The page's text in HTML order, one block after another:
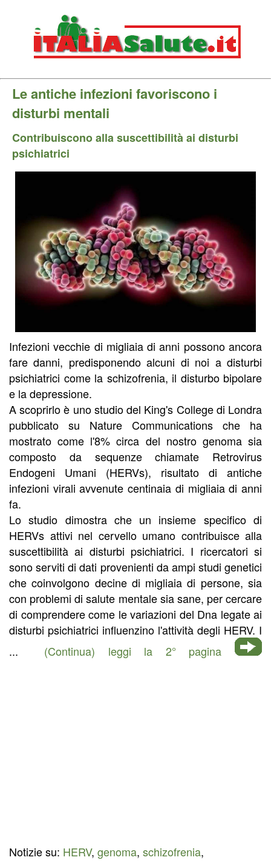
Le antiche infezioni favoriscono i
disturbi mentali
Contribuiscono alla suscettibilità ai disturbi
psichiatrici
Infezioni vecchie di migliaia di anni possono ancora
fare danni, predisponendo alcuni di noi a disturbi
psichiatrici come la schizofrenia, il disturbo bipolare
e la depressione.
A scoprirlo è uno studio del King's College di Londra
pubblicato su Nature Communications che ha
mostrato come l'8% circa del nostro genoma sia
composto da sequenze chiamate Retrovirus
Endogeni Umani (HERVs), risultato di antiche
infezioni virali avvenute centinaia di migliaia di anni
fa.
Lo studio dimostra che un insieme specifico di
HERVs attivi nel cervello umano contribuisce alla
suscettibilità ai disturbi psichiatrici. I ricercatori si
sono serviti di dati provenienti da ampi studi genetici
che coinvolgono decine di migliaia di persone, sia
con problemi di salute mentale sia sane, per cercare
di comprendere come le variazioni del Dna legate ai
disturbi psichiatrici influenzino l'attività degli HERV. I
... (Continua) leggi la 2° pagina
Notizie su: HERV, genoma, schizofrenia,